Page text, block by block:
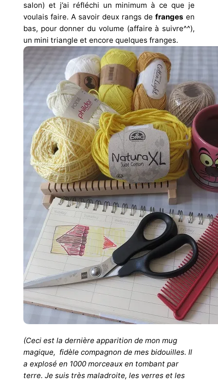
salon) et j’ai réfléchi un minimum à ce que je
voulais faire. A savoir deux rangs de franges en
bas, pour donner du volume (affaire à suivre^^),
un mini triangle et encore quelques franges.
(Ceci est la dernière apparition de mon mug
magique, fidèle compagnon de mes bidouilles. Il
a explosé en 1000 morceaux en tombant par
terre. Je suis très maladroite, les verres et les